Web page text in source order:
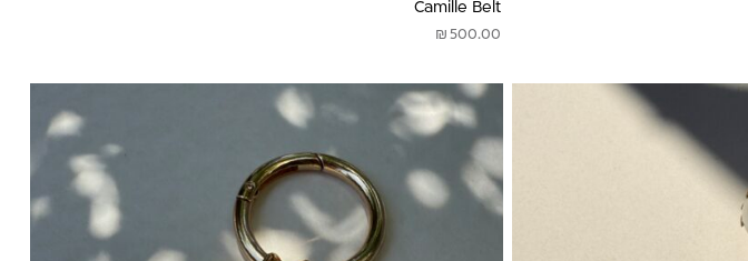
Camille Belt
₪ 500.00